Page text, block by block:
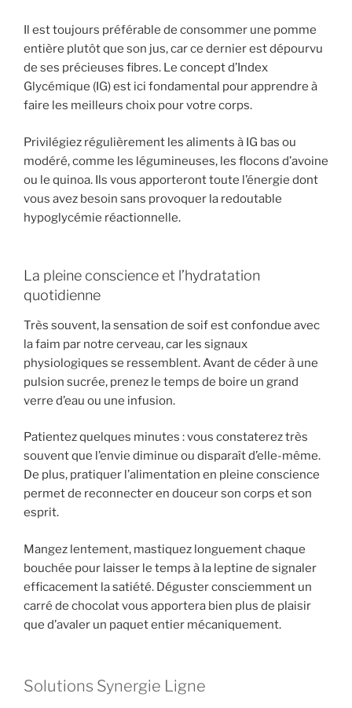
Il est toujours préférable de consommer une pomme
entière plutôt que son jus, car ce dernier est dépourvu
de ses précieuses fibres. Le concept d’Index
Glycémique (IG) est ici fondamental pour apprendre à
faire les meilleurs choix pour votre corps.
Privilégiez régulièrement les aliments à IG bas ou
modéré, comme les légumineuses, les flocons d’avoine
ou le quinoa. Ils vous apporteront toute l’énergie dont
vous avez besoin sans provoquer la redoutable
hypoglycémie réactionnelle.
La pleine conscience et l’hydratation
quotidienne
Très souvent, la sensation de soif est confondue avec
la faim par notre cerveau, car les signaux
physiologiques se ressemblent. Avant de céder à une
pulsion sucrée, prenez le temps de boire un grand
verre d’eau ou une infusion.
Patientez quelques minutes : vous constaterez très
souvent que l’envie diminue ou disparaît d’elle-même.
De plus, pratiquer l’alimentation en pleine conscience
permet de reconnecter en douceur son corps et son
esprit.
Mangez lentement, mastiquez longuement chaque
bouchée pour laisser le temps à la leptine de signaler
efficacement la satiété. Déguster consciemment un
carré de chocolat vous apportera bien plus de plaisir
que d’avaler un paquet entier mécaniquement.
Solutions Synergie Ligne